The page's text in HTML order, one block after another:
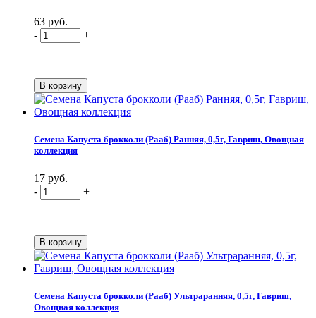
63 руб.
-
+
Семена Капуста брокколи (Рааб) Ранняя, 0,5г, Гавриш, Овощная
коллекция
17 руб.
-
+
Семена Капуста брокколи (Рааб) Ультраранняя, 0,5г, Гавриш,
Овощная коллекция